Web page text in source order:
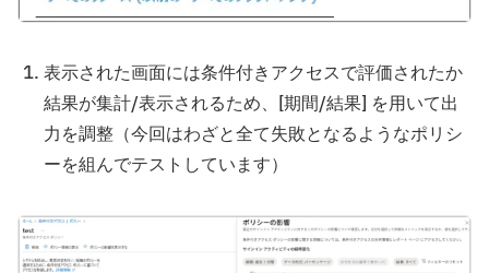
表示された画面には条件付きアクセスで評価されたか
結果が集計/表示されるため、[期間/結果] を用いて出
力を調整（今回はわざと全て失敗となるようなポリシ
ーを組んでテストしています）